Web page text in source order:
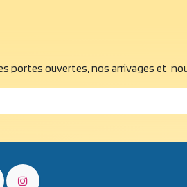
portes ouvertes, nos arrivages et